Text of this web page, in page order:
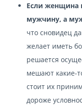
Если женщина
мужчину, а
что сновидец
желает иметь
решается
мешают какие-
стоит их
дороже